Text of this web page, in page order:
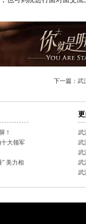
下一篇： 武
！
大领军
” 美力相
武
武
武
武
武